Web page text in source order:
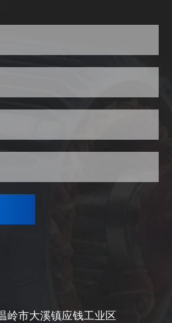
岭市大溪镇应钱工业区